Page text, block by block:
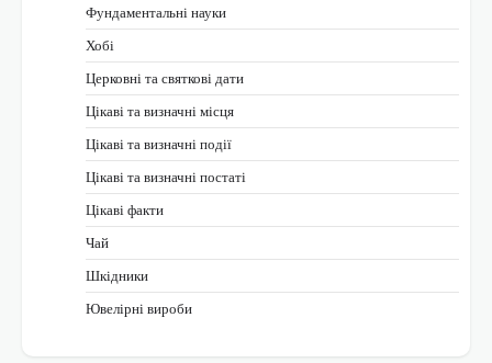
Фундаментальні науки
Хобі
Церковні та святкові дати
Цікаві та визначні місця
Цікаві та визначні події
Цікаві та визначні постаті
Цікаві факти
Чай
Шкідники
Ювелірні вироби